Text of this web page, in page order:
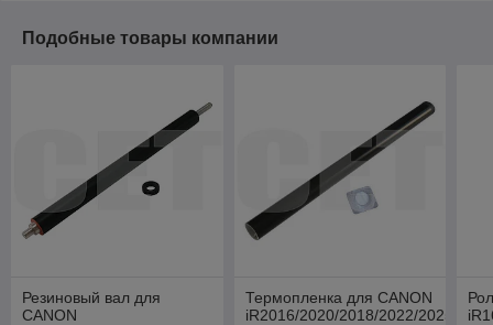
Подобные товары компании
Резиновый вал для
CANON
Термопленка для CANON
iR2016/2020/2018/2022/2025/2030